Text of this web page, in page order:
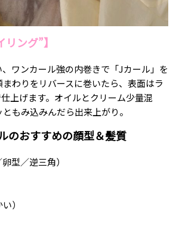
ング”】
ワンカール強の内巻きで「Jカール」を
わりをリバースに巻いたら、表面はラ
上げます。オイルとクリーム少量混
もみ込みんだら出来上がり。
のおすすめの顔型＆髪質
型／逆三角）
）